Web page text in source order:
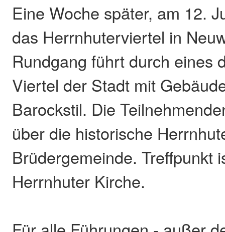
Eine Woche später, am 12.
das Herrnhuterviertel in
Rundgang führt durch eines
Viertel der Stadt mit
Barockstil. Die
über die historische
Brüdergemeinde. Treffpunkt
Herrnhuter Kirche.